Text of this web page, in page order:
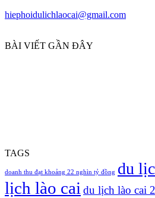
hiephoidulichlaocai@gmail.com
BÀI VIẾT GẦN ĐÂY
TAGS
doanh thu đạt khoảng 22 nghìn tỷ đồng du
lịch lào cai du lịch lào cai